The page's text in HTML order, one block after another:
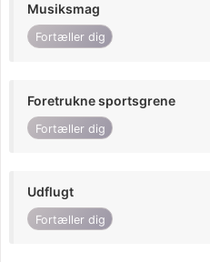
Musiksmag
Fortæller dig
Foretrukne sportsgrene
Fortæller dig
Udflugt
Fortæller dig